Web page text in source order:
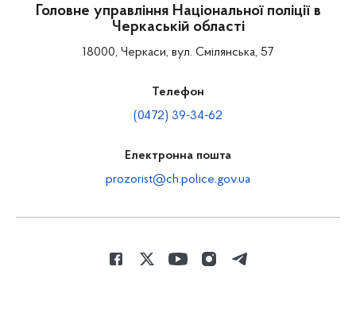
Головне управління Національної поліції в
Черкаській області
18000, Черкаси, вул. Смілянська, 57
Телефон
(0472) 39-34-62
Електронна пошта
prozorist@ch.police.gov.ua